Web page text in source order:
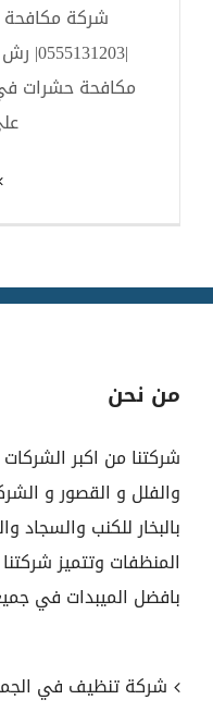
شركة مكافحة
مكافحة حشرات في
من نحن
شركتنا من اكبر
والفلل و القصور و
بالبخار للكنب والسجاد
المنظفات وتتميز
بافضل الميبدات في